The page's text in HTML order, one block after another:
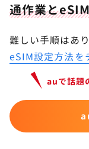
通作業と
難しい手順はあ
eSIM設定方法を
auで話題